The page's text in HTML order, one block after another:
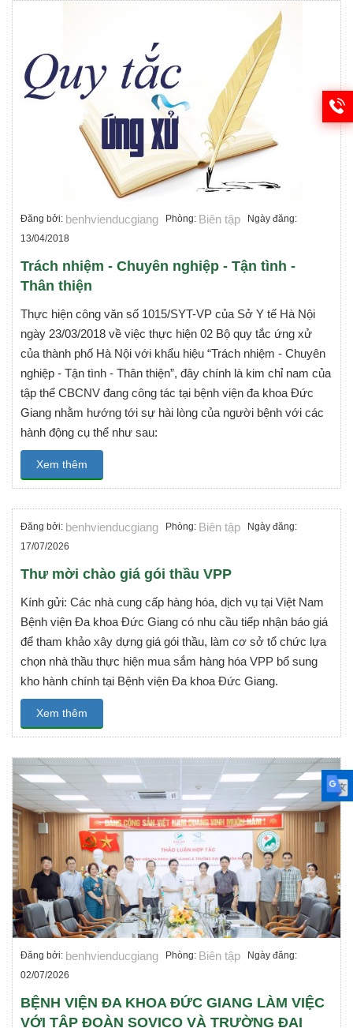
Đăng bởi: benhvienducgiang Phòng: Biên tập Ngày đăng:
13/04/2018
Trách nhiệm - Chuyên nghiệp - Tận tình -
Thân thiện
Thực hiện công văn số 1015/SYT-VP của Sở Y tế Hà Nội
ngày 23/03/2018 về việc thực hiện 02 Bộ quy tắc ứng xử
của thành phố Hà Nội với khẩu hiệu “Trách nhiệm - Chuyên
nghiệp - Tận tình - Thân thiện”, đây chính là kim chỉ nam của
tập thể CBCNV đang công tác tại bệnh viện đa khoa Đức
Giang nhằm hướng tới sự hài lòng của người bệnh với các
hành động cụ thể như sau:
Xem thêm
Đăng bởi: benhvienducgiang Phòng: Biên tập Ngày đăng:
17/07/2026
Thư mời chào giá gói thầu VPP
Kính gửi: Các nhà cung cấp hàng hóa, dịch vụ tại Việt Nam
Bệnh viện Đa khoa Đức Giang có nhu cầu tiếp nhận báo giá
để tham khảo xây dựng giá gói thầu, làm cơ sở tổ chức lựa
chọn nhà thầu thực hiện mua sắm hàng hóa VPP bổ sung
kho hành chính tại Bệnh viện Đa khoa Đức Giang.
Xem thêm
Đăng bởi: benhvienducgiang Phòng: Biên tập Ngày đăng:
02/07/2026
BỆNH VIỆN ĐA KHOA ĐỨC GIANG LÀM VIỆC
VỚI TẬP ĐOÀN SOVICO VÀ TRƯỜNG ĐẠI